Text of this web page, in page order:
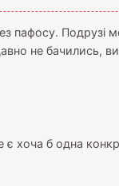
пафосу. Подрузі
не бачились,
хоча б одна